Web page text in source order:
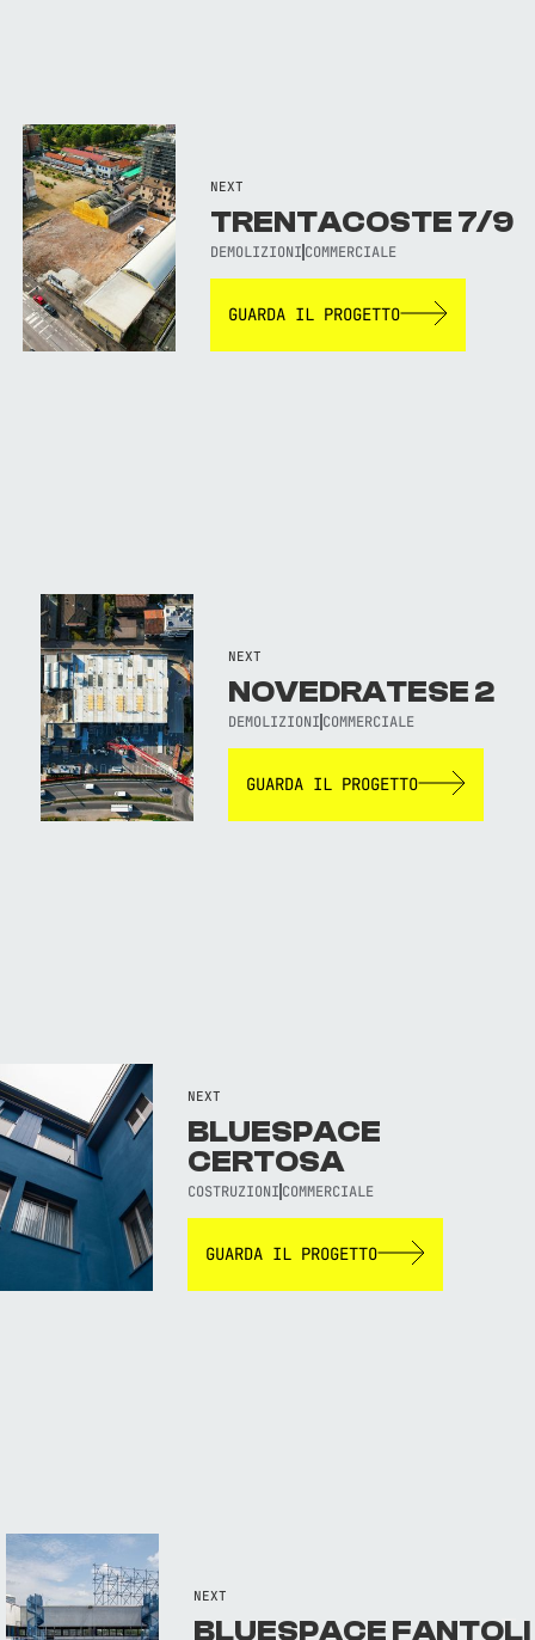
TORNA AL SITO WEB
NEXT
TRENTACOSTE 7/9
DEMOLIZIONI COMMERCIALE
GUARDA IL PROGETTO
NEXT
NOVEDRATESE 2
DEMOLIZIONI COMMERCIALE
GUARDA IL PROGETTO
NEXT
BLUESPACE
CERTOSA
COSTRUZIONI COMMERCIALE
GUARDA IL PROGETTO
NEXT
BLUESPACE FANTOLI